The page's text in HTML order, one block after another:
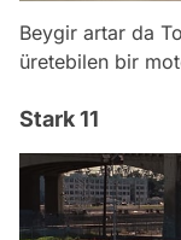
Beygir artar da
üretebilen bir
Stark 11